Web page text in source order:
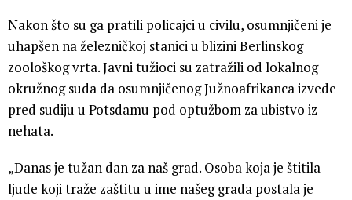
Nakon što su ga pratili policajci u civilu, osumnjičeni je
uhapšen na železničkoj stanici u blizini Berlinskog
zoološkog vrta. Javni tužioci su zatražili od lokalnog
okružnog suda da osumnjičenog Južnoafrikanca izvede
pred sudiju u Potsdamu pod optužbom za ubistvo iz
nehata.
„Danas je tužan dan za naš grad. Osoba koja je štitila
ljude koji traže zaštitu u ime našeg grada postala je